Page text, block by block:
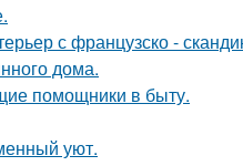
с французско -
дома.
помощники в быту.
уют.